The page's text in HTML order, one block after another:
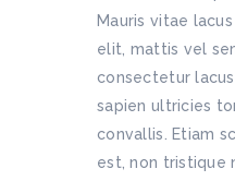
Mauris vitae
elit, mattis vel
consectetur
sapien ultricies
convallis. Etiam
est, non tristique